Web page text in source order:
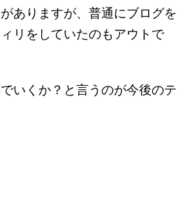
ありますが、普通にブログを
リをしていたのもアウトで
いくか？と言うのが今後のテ